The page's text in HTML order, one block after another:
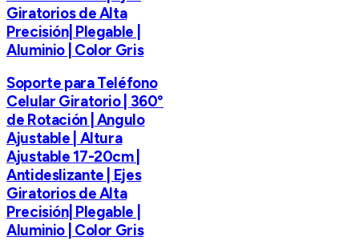
Giratorios de Alta
Precisión| Plegable |
Aluminio | Color Gris
Soporte para Teléfono
Celular Giratorio | 360°
de Rotación | Angulo
Ajustable | Altura
Ajustable 17-20cm |
Antideslizante | Ejes
Giratorios de Alta
Precisión| Plegable |
Aluminio | Color Gris